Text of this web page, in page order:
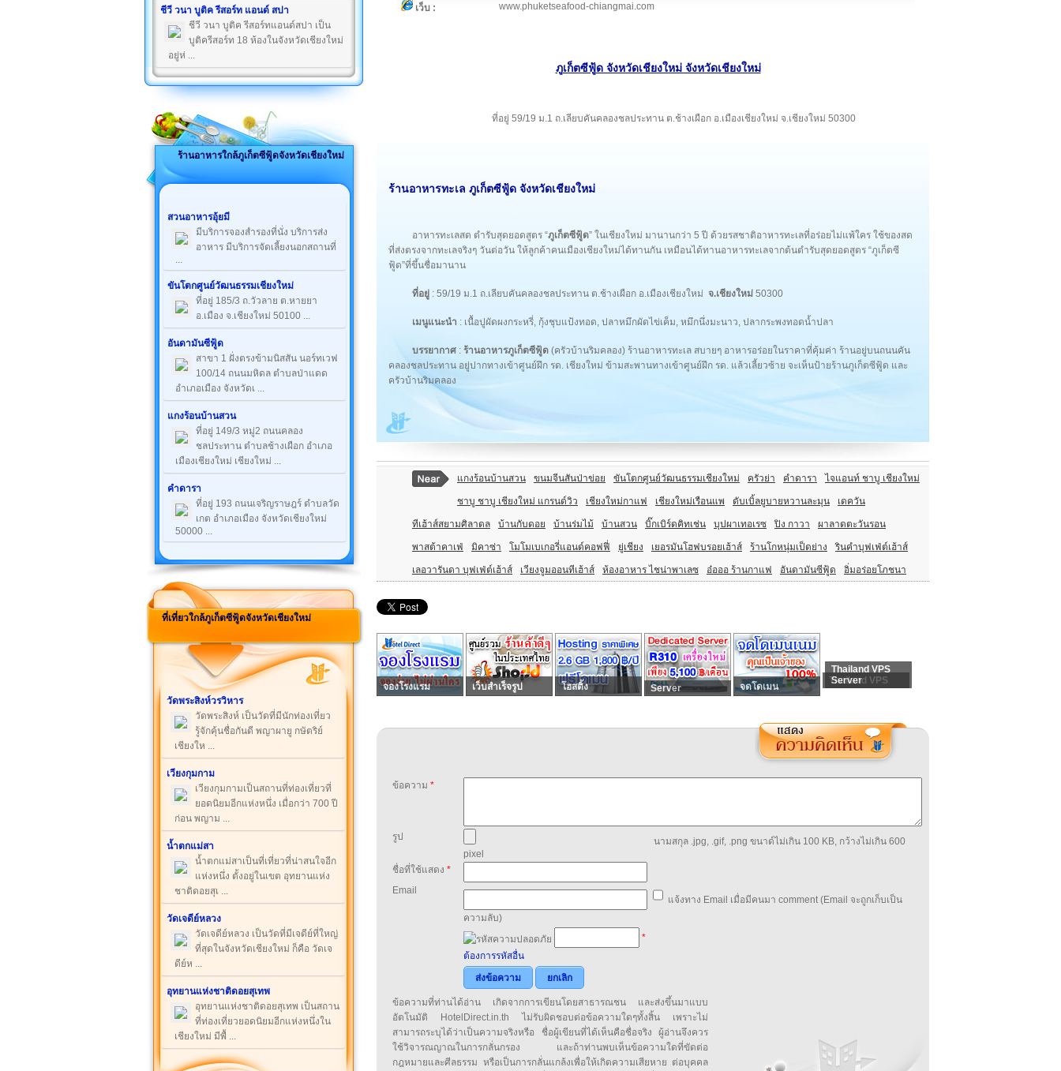
ชีวี วนา บูติค รีสอร์ท แอนด์ สปา
ชีวี วนา บูติค รีสอร์ทแอนด์สปา เป็น
บูติครีสอร์ท 18 ห้องในจังหวัดเชียงใหม่
อยู่ห่ ...
ร้านอาหารใกล้ภูเก็ตซีฟู้ดจังหวัดเชียงใหม่
สวนอาหารอุ้ยมี
มีบริการจองสำรองที่นั่ง บริการส่ง
อาหาร มีบริการจัดเลี้ยงนอกสถานที่
...
ขันโตกศูนย์วัฒนธรรมเชียงใหม่
ที่อยู่ 185/3 ถ.วัวลาย ต.หายยา
อ.เมือง จ.เชียงใหม่ 50100 ...
อันดามันซีฟู้ด
สาขา 1 ฝั่งตรงข้ามนิสสัน นอร์ทเวฟ
100/14 ถนนมหิดล ตำบลป่าแดด
อำเภอเมือง จังหวัดเ ...
แกงร้อนบ้านสวน
ที่อยู่ 149/3 หมู่2 ถนนคลอง
ชลประทาน ตำบลช้างเผือก อำเภอ
เมืองเชียงใหม่ เชียงใหม่ ...
คำดารา
ที่อยู่ 193 ถนนเจริญราษฎร์ ตำบลวัด
เกต อำเภอเมือง จังหวัดเชียงใหม่
50000 ...
ที่เที่ยวใกล้ภูเก็ตซีฟู้ดจังหวัดเชียงใหม่
วัดพระสิงห์วรวิหาร
วัดพระสิงห์ เป็นวัดที่มีนักท่องเที่ยว
รู้จักคุ้นชื่อกันดี พญาผายู กษัตริย์
เชียงให ...
เวียงกุมกาม
เวียงกุมกามเป็นสถานที่ท่องเที่ยวที่
ยอดนิยมอีกแห่งหนึ่ง เมื่อกว่า 700 ปี
ก่อน พญาม ...
น้ำตกแม่สา
น้ำตกแม่สาเป็นที่เที่ยวที่น่าสนใจอีก
แห่งหนึ่ง ตั้งอยู่ในเขต อุทยานแห่ง
ชาติดอยสุเ ...
วัดเจดีย์หลวง
วัดเจดีย์หลวง เป็นวัดที่มีเจดีย์ที่ใหญ่
ที่สุดในจังหวัดเชียงใหม่ ก็คือ วัดเจ
ดีย์ห ...
อุทยานแห่งชาติดอยสุเทพ
อุทยานแห่งชาติดอยสุเทพ เป็นสถาน
ที่ท่องเที่ยวยอดนิยมอีกแห่งหนึ่งใน
เชียงใหม่ มีพื้ ...
เว็บ : www.phuketseafood-chiangmai.com
ภูเก็ตซีฟู้ด จังหวัดเชียงใหม่ จังหวัดเชียงใหม่
ที่อยู่ 59/19 ม.1 ถ.เลียบคันคลองชลประทาน ต.ช้างเผือก อ.เมืองเชียงใหม่ จ.เชียงใหม่ 50300
ร้านอาหารทะเล ภูเก็ตซีฟู้ด จังหวัดเชียงใหม่
อาหารทะเลสด ตำรับสุดยอดสูตร “ภูเก็ตซีฟู้ด” ในเชียงใหม่ มานานกว่า 5 ปี ด้วยรสชาติอาหารทะเลที่อร่อยไม่แพ้ใคร ใช้ของสด
ที่ส่งตรงจากทะเลจริงๆ วันต่อวัน ให้ลูกค้าคนเมืองเชียงใหม่ได้ทานกัน เหมือนได้ทานอาหารทะเลจากต้นตำรับสุดยอดสูตร “ภูเก็ตซี
ฟู้ด”ที่ขึ้นชื่อมานาน
ที่อยู่ : 59/19 ม.1 ถ.เลียบคันคลองชลประทาน ต.ช้างเผือก อ.เมืองเชียงใหม่ จ.เชียงใหม่ 50300
เมนูแนะนำ : เนื้อปูผัดผงกระหรี่, กุ้งชุบแป้งทอด, ปลาหมึกผัดไข่เค็ม, หมึกนึ่งมะนาว, ปลากระพงทอดน้ำปลา
บรรยากาศ : ร้านอาหารภูเก็ตซีฟู้ด (ครัวบ้านริมคลอง) ร้านอาหารทะเล สบายๆ อาหารอร่อยในราคาที่คุ้มค่า ร้านอยู่บนถนนคัน
คลองชลประทาน อยู่ปากทางเข้าศูนย์ฝึก รด. เชียงใหม่ ข้ามสะพานทางเข้าศูนย์ฝึก รด. แล้วเลี้ยวซ้าย จะเห็นป้ายร้านภูเก็ตซีฟู้ด และ
ครัวบ้านริมคลอง
แกงร้อนบ้านสวน ขนมจีนสันป่าข่อย ขันโตกศูนย์วัฒนธรรมเชียงใหม่ ครัวย่า คำดารา ไจแอนท์ ชาบู เชียงใหม่
ชาบู ชาบู เชียงใหม่ แกรนด์วิว เชียงใหม่กาแฟ เชียงใหม่เรือนแพ ดับเบิ้ลยูบายหวานละมุน เดควัน
ทีเฮ้าส์สยามศิลาดล บ้านกับดอย บ้านร่มไม้ บ้านสวน บิ๊กเบิร์ดคิทเช่น บุปผาเทอเรซ ปิง กาวา ผาลาดตะวันรอน
พาสต้าคาเฟ่ มิคาซ่า โมโมเบเกอรี่แอนด์คอฟฟี่ ยู่เชียง เยอรมันโฮฟบรอยเฮ้าส์ ร้านโกหนุ่มเป็ดย่าง รินคำบุฟเฟ่ต์เฮ้าส์
เลอวารันดา บุฟเฟ่ต์เฮ้าส์ เวียงจูมออนทีเฮ้าส์ ห้องอาหาร ไชน่าพาเลซ อ๋อออ ร้านกาแฟ อันดามันซีฟู้ด อิ่มอร่อยโภชนา
จองโรงแรม เว็บสำเร็จรูป โฮสติ้ง Server จดโดเมน
Thailand VPS
Thailand VPS
Server
ข้อความ *
รูป
นามสกุล .jpg, .gif, .png ขนาด์ไม่เกิน 100 KB, กว้างไม่เกิน 600
pixel
ชื่อที่ใช้แสดง *
Email
แจ้งทาง Email เมื่อมีคนมา comment (Email จะถูกเก็บเป็น
ความลับ)
*
ต้องการรหัสอื่น
ส่งข้อความ
ยกเลิก
ข้อความที่ท่านได้อ่าน เกิดจากการเขียนโดยสาธารณชน และส่งขึ้นมาแบบ
อัตโนมัติ HotelDirect.in.th ไม่รับผิดชอบต่อข้อความใดๆทั้งสิ้น เพราะไม่
สามารถระบุได้ว่าเป็นความจริงหรือ ชื่อผู้เขียนที่ได้เห็นคือชื่อจริง ผู้อ่านจึงควร
ใช้วิจารณญาณในการกลั่นกรอง และถ้าท่านพบเห็นข้อความใดที่ขัดต่อ
กฎหมายและศีลธรรม หรือเป็นการกลั่นแกล้งเพื่อให้เกิดความเสียหาย ต่อบุคคล